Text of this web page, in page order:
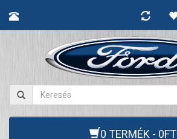
0 TERMÉK - 0FT